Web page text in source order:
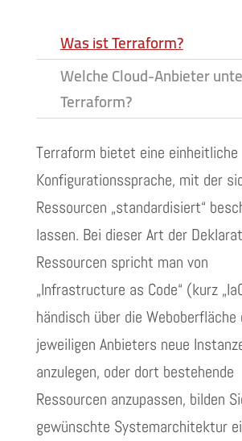
Was ist Terraform?
Welche Cloud-Anbieter
Terraform?
Terraform bietet eine einheitliche
Konfigurationssprache, mit der
Ressourcen „standardisiert“
lassen. Bei dieser Art der
Ressourcen spricht man von
„Infrastructure as Code“ (kurz
händisch über die Weboberfläche
jeweiligen Anbieters neue
anzulegen, oder dort bestehende
Ressourcen anzupassen, bilden
gewünschte Systemarchitektur